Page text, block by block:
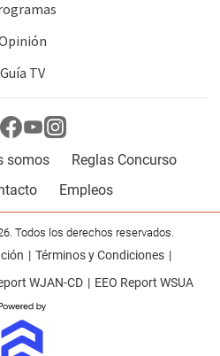
Guía TV
somos
Reglas Concurso
Empleos
Todos los derechos reservados.
Términos y Condiciones
WJAN-CD EEO Report WSUA